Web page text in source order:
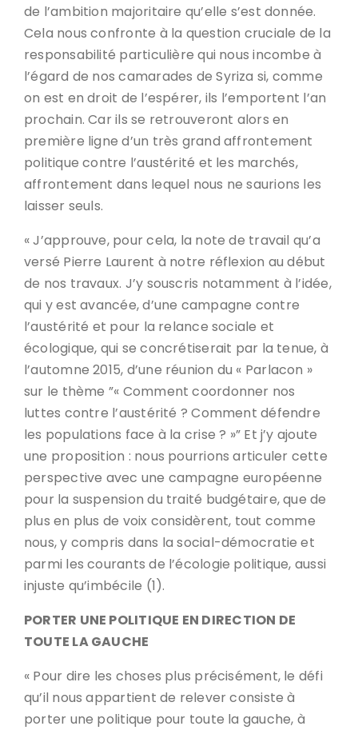
de l’ambition majoritaire qu’elle s’est donnée.
Cela nous confronte à la question cruciale de la
responsabilité particulière qui nous incombe à
l’égard de nos camarades de Syriza si, comme
on est en droit de l’espérer, ils l’emportent l’an
prochain. Car ils se retrouveront alors en
première ligne d’un très grand affrontement
politique contre l’austérité et les marchés,
affrontement dans lequel nous ne saurions les
laisser seuls.
« J’approuve, pour cela, la note de travail qu’a
versé Pierre Laurent à notre réflexion au début
de nos travaux. J’y souscris notamment à l’idée,
qui y est avancée, d’une campagne contre
l’austérité et pour la relance sociale et
écologique, qui se concrétiserait par la tenue, à
l’automne 2015, d’une réunion du « Parlacon »
sur le thème ”« Comment coordonner nos
luttes contre l’austérité ? Comment défendre
les populations face à la crise ? »” Et j’y ajoute
une proposition : nous pourrions articuler cette
perspective avec une campagne européenne
pour la suspension du traité budgétaire, que de
plus en plus de voix considèrent, tout comme
nous, y compris dans la social-démocratie et
parmi les courants de l’écologie politique, aussi
injuste qu’imbécile (1).
PORTER UNE POLITIQUE EN DIRECTION DE
TOUTE LA GAUCHE
« Pour dire les choses plus précisément, le défi
qu’il nous appartient de relever consiste à
porter une politique pour toute la gauche, à